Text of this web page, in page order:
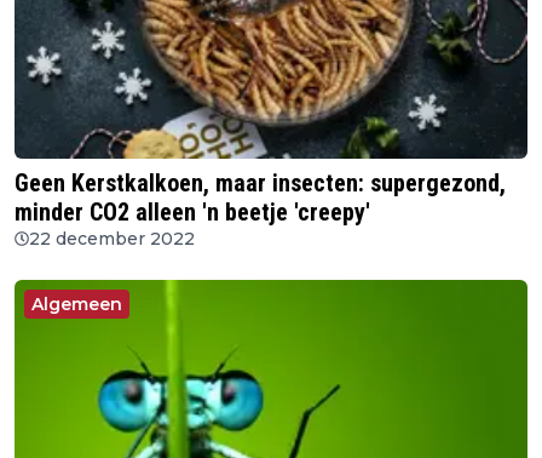
Geen Kerstkalkoen, maar insecten: supergezond,
minder CO2 alleen 'n beetje 'creepy'
22 december 2022
Algemeen